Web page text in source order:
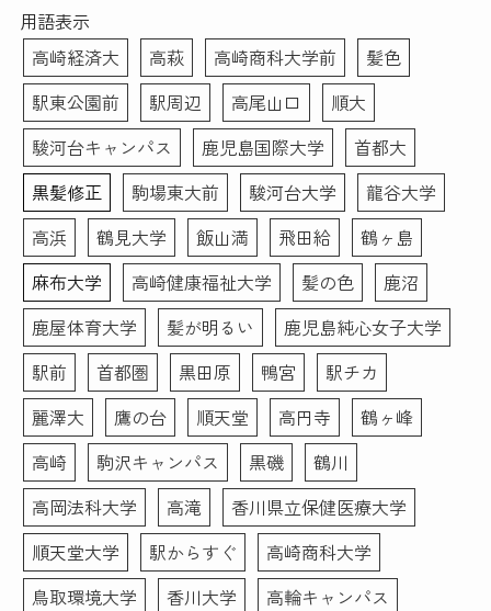
した。
けることに抵抗ある女性が
いらっしゃいましたらすぐ
落とせる最低限のメイク
(眉描くだけ等)はしても大
丈夫だと思います。(私は
メイク前にすぐ眉ラインを
クレンジングシートで落と
しました)
また、メイク＆ヘアセット
もお任せでとにかく納得の
いく写真が欲しい！という
場合は1時間以上かけてが
っつりやってくださるので
撮影後に予定入れる場合は
余裕もった方がいいと思い
ました！
こちらのお写真を提出して
転職活動頑張ります！あり
がとうございました！
した。写真を選ぶ際や表情
などのアドバイスもあった
ので初めての方にもおすす
めです。データも複数背景
のもの、修正あり・なしの
もの、シールでいただける
ので助かりました。この度
はありがとうございまし
た！！
ました。
そのような者でも、メイクさんとカメラマンさんお二方は
丁寧に話を聞き出し、素敵な写真を撮りましょうと寄り添
って下さいました。
メイクは特別な事はなく、けれどどう写り込むかを計算し
たプロのメイクアップです。せっかくキチンと撮影しても
らうなら、下手に素人が手を入れるより、プロにやっても
らう方がより満足度が高い写真が出来るかもと思いお願い
したのですが、正解でした。
撮影後、要すれば修整してもらえます。カメラマンさんと
相談しつつ、写真画像を見つつ修整していくので、不安な
く仕上がりました。
写真だけで当落が決まるとは思いません。しかし今回キチ
ンと写真を撮ってもらった事が、思いのほか自分を客観的
に振り返るきっかけとなりました。そういった副次的なこ
とも含め、「リクルート写真」はオススメできると思いま
す。ありがとうございました。
用語表示
高崎経済大
高萩 高崎商科大学前
髪色
駅東公園前
駅周辺 高尾山口
順大
駿河台キャンパス
鹿児島国際大学
首都大
黒髪修正
駒場東大前 駿河台大学
龍谷大学
高浜
鶴見大学 飯山満 飛田給
鶴ヶ島
麻布大学
高崎健康福祉大学 髪の色
鹿沼
鹿屋体育大学
髪が明るい
鹿児島純心女子大学
駅前
首都圏 黒田原 鴨宮
駅チカ
麗澤大
鷹の台 順天堂 高円寺
鶴ヶ峰
高崎
駒沢キャンパス 黒磯
鶴川
高岡法科大学
高滝
香川県立保健医療大学
順天堂大学
駅からすぐ
高崎商科大学
鳥取環境大学
香川大学
高輪キャンパス